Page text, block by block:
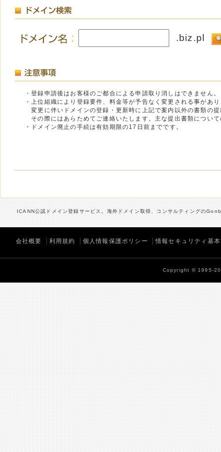
.biz.pl
・登録申請後はお客様のご都合による申請取り消しはできません。
・上位組織により登録要件、料金等が予告なく変更される事があ
変更に伴いドメインの登録・更新時に上記で案内以外の書類の
その際にはあらためてご連絡いたします。主な提出書類につい
・ドメイン廃止の手続は有効期限の17日前までです。
ICANN公認ドメイン登録サービス。海外ドメイン取得、コンサルティングの
会社概要 利用規約 個人情報保護ポリシー 情報セキュリティ基
Copyright © 1995-